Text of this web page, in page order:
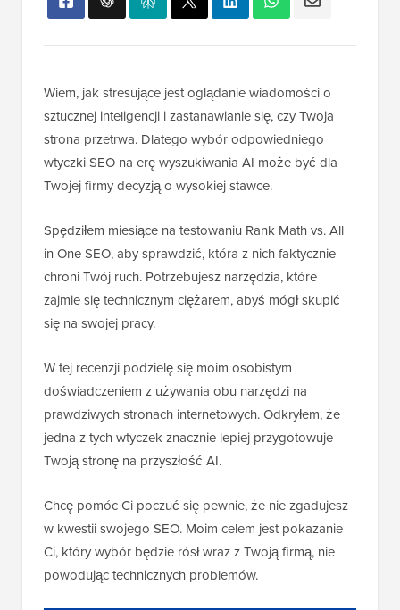
Wiem, jak stresujące jest oglądanie wiadomości o
sztucznej inteligencji i zastanawianie się, czy Twoja
strona przetrwa. Dlatego wybór odpowiedniego
wtyczki SEO na erę wyszukiwania AI może być dla
Twojej firmy decyzją o wysokiej stawce.
Spędziłem miesiące na testowaniu Rank Math vs. All
in One SEO, aby sprawdzić, która z nich faktycznie
chroni Twój ruch. Potrzebujesz narzędzia, które
zajmie się technicznym ciężarem, abyś mógł skupić
się na swojej pracy.
W tej recenzji podzielę się moim osobistym
doświadczeniem z używania obu narzędzi na
prawdziwych stronach internetowych. Odkryłem, że
jedna z tych wtyczek znacznie lepiej przygotowuje
Twoją stronę na przyszłość AI.
Chcę pomóc Ci poczuć się pewnie, że nie zgadujesz
w kwestii swojego SEO. Moim celem jest pokazanie
Ci, który wybór będzie rósł wraz z Twoją firmą, nie
powodując technicznych problemów.